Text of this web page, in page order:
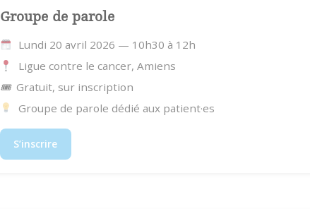
Groupe de parole
Lundi 20 avril 2026 — 10h30 à 12h
Ligue contre le cancer, Amiens
🎟 Gratuit, sur inscription
Groupe de parole dédié aux patient·es
S’inscrire